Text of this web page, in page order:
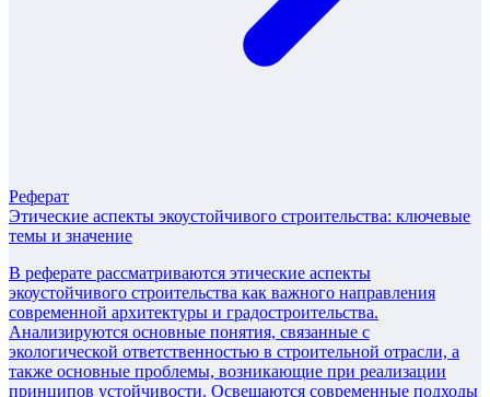
Реферат
Этические аспекты экоустойчивого строительства: ключевые
темы и значение
В реферате рассматриваются этические аспекты
экоустойчивого строительства как важного направления
современной архитектуры и градостроительства.
Анализируются основные понятия, связанные с
экологической ответственностью в строительной отрасли, а
также основные проблемы, возникающие при реализации
принципов устойчивости. Освещаются современные подходы